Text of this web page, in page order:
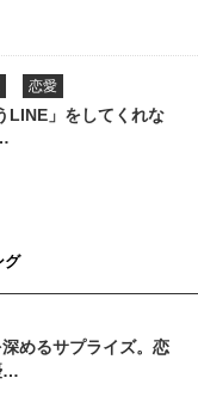
恋愛
LINE」をしてくれな
グ
めるサプライズ。恋
…